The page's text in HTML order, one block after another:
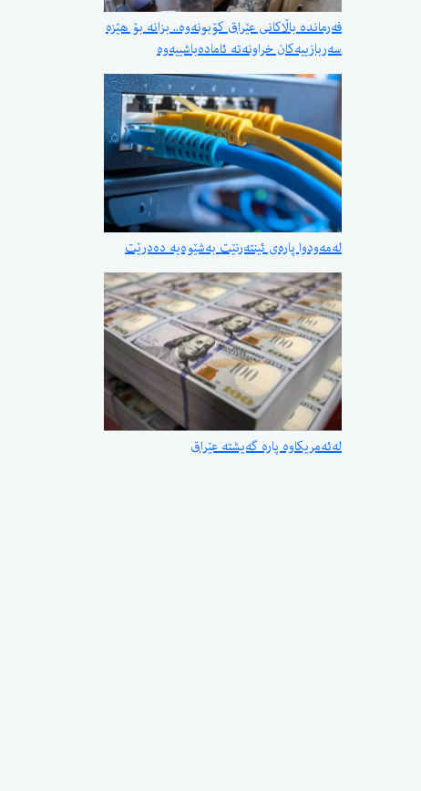
فەرماندە باڵاکانی عێراق کۆبونەوە.. بزانە بۆ هێزە
سەربازییەکان خراونەتە ئامادەباشییەوە
لەمەودوا پارەی ئینتەرنێت بەشێوەیە دەدرێت
لەئەمریكاوە پارە گەیشتە عێراق